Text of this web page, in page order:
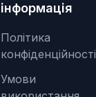
інформація
Політика
конфіденційності
Умови